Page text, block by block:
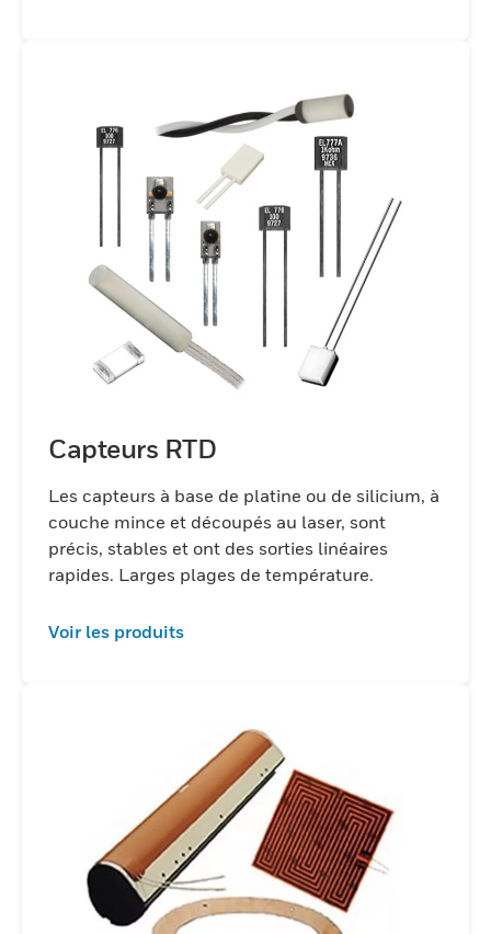
Capteurs RTD
Les capteurs à base de platine ou de silicium, à
couche mince et découpés au laser, sont
précis, stables et ont des sorties linéaires
rapides. Larges plages de température.
Voir les produits